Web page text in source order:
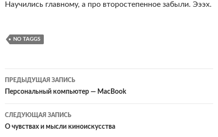
Научились главному, а про второстепенное забыли. Эээх.
NO TAGGS
Навигация
по
записям
ПРЕДЫДУЩАЯ ЗАПИСЬ
Персональный компьютер — MacBook
СЛЕДУЮЩАЯ ЗАПИСЬ
О чувствах и мысли киноискусства